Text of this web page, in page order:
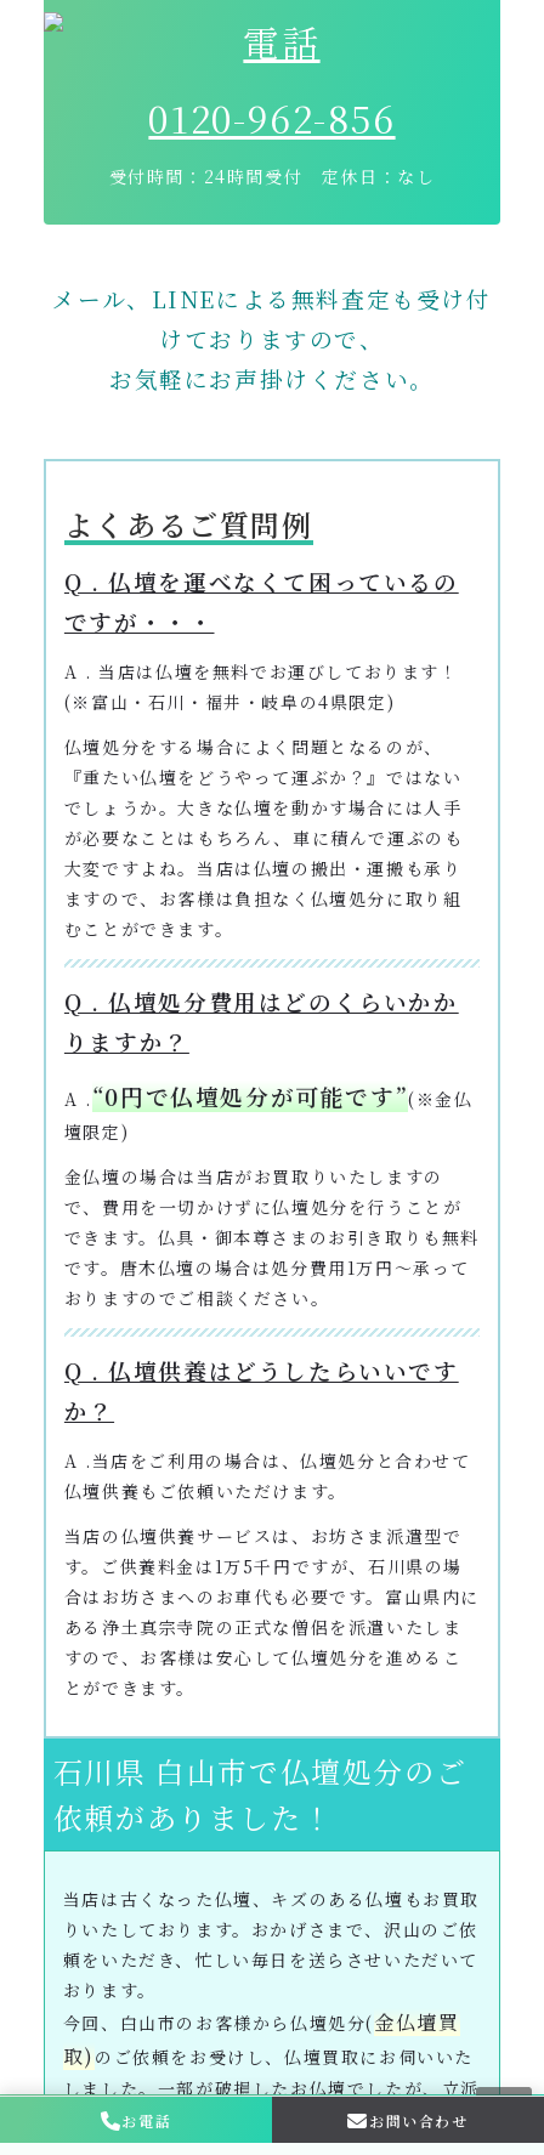
0120-962-856
受付時間：24時間受付 定休日：なし
メール、LINEによる無料査定も受け付
けておりますので、
お気軽にお声掛けください。
よくあるご質問例
Q . 仏壇を運べなくて困っているの
ですが・・・
A . 当店は仏壇を無料でお運びしております！
(※富山・石川・福井・岐阜の4県限定)
仏壇処分をする場合によく問題となるのが、
『重たい仏壇をどうやって運ぶか？』ではない
でしょうか。大きな仏壇を動かす場合には人手
が必要なことはもちろん、車に積んで運ぶのも
大変ですよね。当店は仏壇の搬出・運搬も承り
ますので、お客様は負担なく仏壇処分に取り組
むことができます。
Q . 仏壇処分費用はどのくらいかか
りますか？
A .“0円で仏壇処分が可能です”(※金仏
壇限定)
金仏壇の場合は当店がお買取りいたしますの
で、費用を一切かけずに仏壇処分を行うことが
できます。仏具・御本尊さまのお引き取りも無料
です。唐木仏壇の場合は処分費用1万円〜承って
おりますのでご相談ください。
Q . 仏壇供養はどうしたらいいです
か？
A .当店をご利用の場合は、仏壇処分と合わせて
仏壇供養もご依頼いただけます。
当店の仏壇供養サービスは、お坊さま派遣型で
す。ご供養料金は1万5千円ですが、石川県の場
合はお坊さまへのお車代も必要です。富山県内に
ある浄土真宗寺院の正式な僧侶を派遣いたしま
すので、お客様は安心して仏壇処分を進めるこ
とができます。
石川県 白山市で仏壇処分のご
依頼がありました！
当店は古くなった仏壇、キズのある仏壇もお買取
りいたしております。おかげさまで、沢山のご依
頼をいただき、忙しい毎日を送らさせいただいて
おります。
今回、白山市のお客様から仏壇処分(金仏壇買
取) のご依頼をお受けし、仏壇買取にお伺いいた
しました。一部が破損したお仏壇でしたが、立派
な仏壇で買取をさせていただきました。
この度は、数ある処分業者の中から当店をお選び
お問い合わせ・ 相談はこちら
お電話 お問い合わせ